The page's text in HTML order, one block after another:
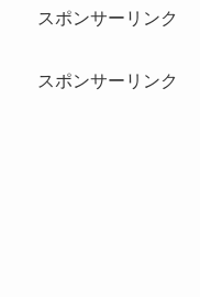
スポンサーリンク
スポンサーリンク